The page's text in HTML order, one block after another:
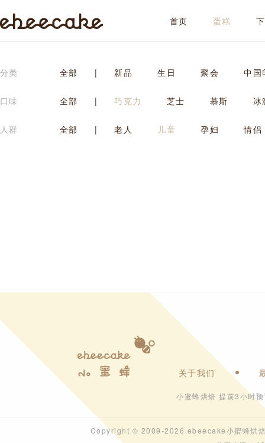
首页 蛋糕
分类 全部 | 新品 生日 聚会 中国
口味 全部 | 巧克力 芝士 慕斯 冰
人群 全部 | 老人 儿童 孕妇 情侣
关于我们
小蜜蜂烘焙 提前3小时
Copyright © 2009-2026 ebeecake小蜜蜂烘